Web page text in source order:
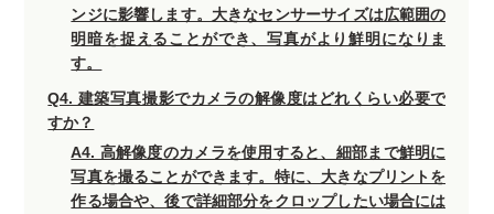
ンジに影響します。大きなセンサーサイズは広範囲の
明暗を捉えることができ、写真がより鮮明になりま
す。
Q4. 建築写真撮影でカメラの解像度はどれくらい必要で
すか？
A4. 高解像度のカメラを使用すると、細部まで鮮明に
写真を撮ることができます。特に、大きなプリントを
作る場合や、後で詳細部分をクロップしたい場合には